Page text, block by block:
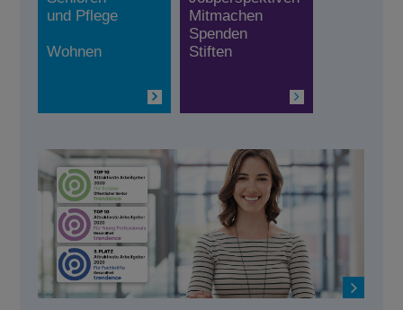
und Pflege
Wohnen
Mitmachen
Spenden
Stiften